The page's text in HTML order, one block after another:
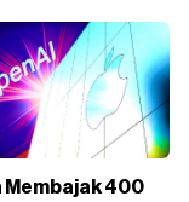
Membajak 400